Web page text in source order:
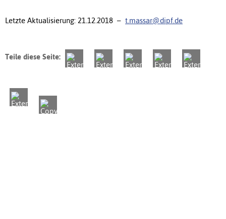
Letzte Aktualisierung: 21.12.2018 – t.massar@dipf.de
Teile diese Seite: